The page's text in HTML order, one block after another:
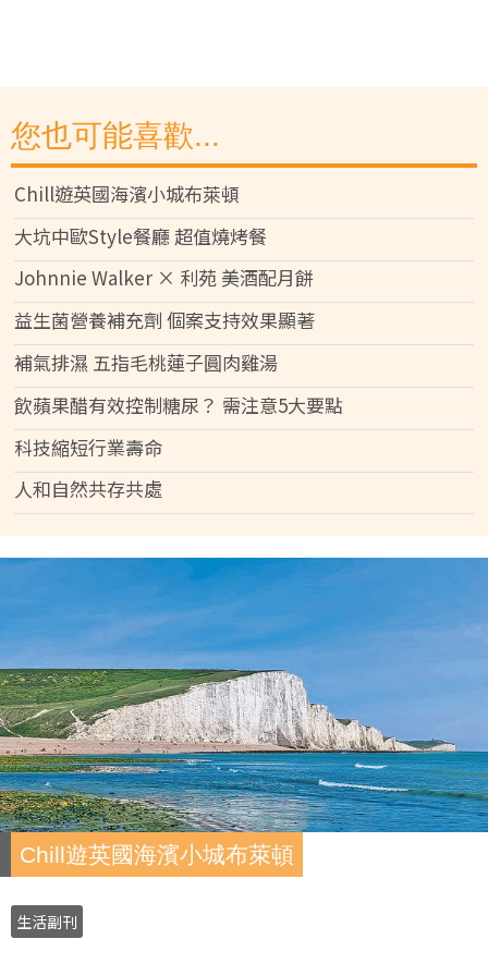
您也可能喜歡...
Chill遊英國海濱小城布萊頓
大坑中歐Style餐廳 超值燒烤餐
Johnnie Walker × 利苑 美酒配月餅
益生菌營養補充劑 個案支持效果顯著
補氣排濕 五指毛桃蓮子圓肉雞湯
飲蘋果醋有效控制糖尿？ 需注意5大要點
科技縮短行業壽命
人和自然共存共處
Chill遊英國海濱小城布萊頓
生活副刊